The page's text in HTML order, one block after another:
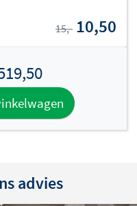
15,- 10,50
advies